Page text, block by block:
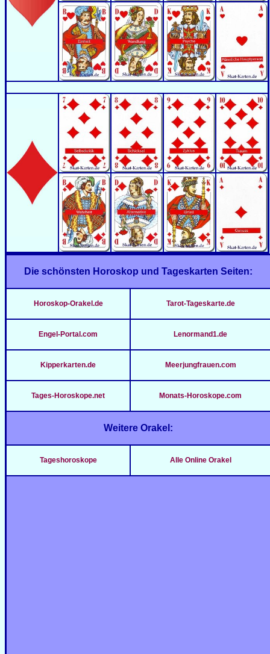
Die schönsten Horoskop und Tageskarten Seiten:
Horoskop-Orakel.de Tarot-Tageskarte.de
Engel-Portal.com Lenormand1.de
Kipperkarten.de Meerjungfrauen.com
Tages-Horoskope.net Monats-Horoskope.com
Weitere Orakel:
Tageshoroskope Alle Online Orakel